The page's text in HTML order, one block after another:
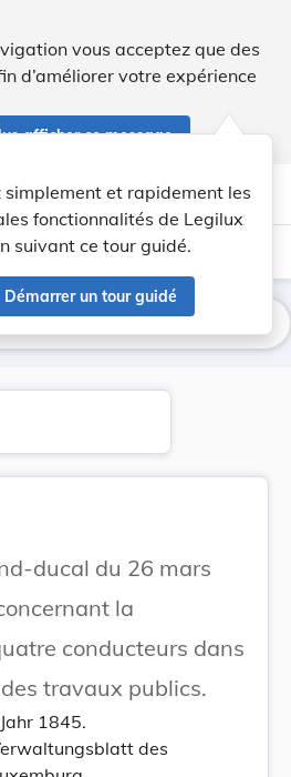
vous acceptez que des
d’améliorer votre expérience
afficher ce message
account_circle help Aide
simplement et rapidement les
fonctionnalités de Legilux
suivant ce tour guidé.
Démarrer un tour guidé
light_mode dark_mode
ducal du 26 mars
la
conducteurs dans
travaux publics.
1845.
des